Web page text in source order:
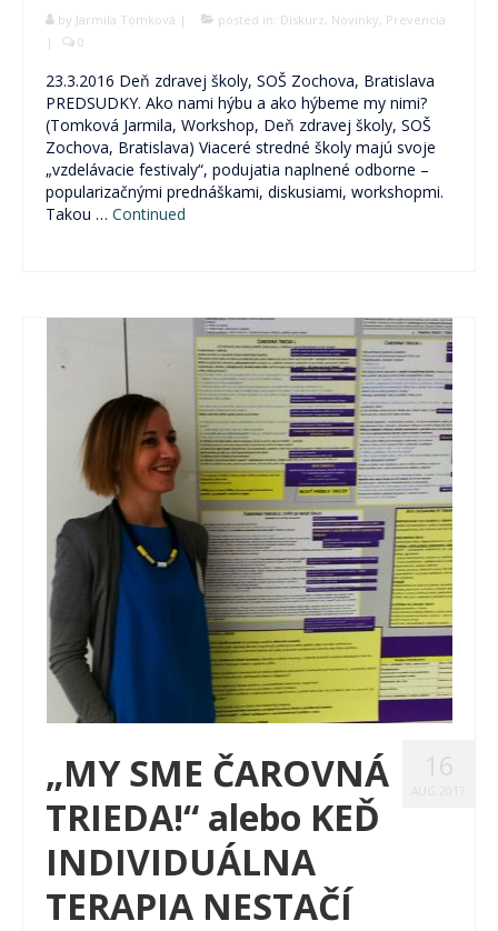
by Jarmila Tomková | posted in: Diskurz, Novinky, Prevencia
|
0
23.3.2016 Deň zdravej školy, SOŠ Zochova, Bratislava
PREDSUDKY. Ako nami hýbu a ako hýbeme my nimi?
(Tomková Jarmila, Workshop, Deň zdravej školy, SOŠ
Zochova, Bratislava) Viaceré stredné školy majú svoje
„vzdelávacie festivaly“, podujatia naplnené odborne –
popularizačnými prednáškami, diskusiami, workshopmi.
Takou … Continued
„MY SME ČAROVNÁ
TRIEDA!“ alebo KEĎ
INDIVIDUÁLNA
TERAPIA NESTAČÍ